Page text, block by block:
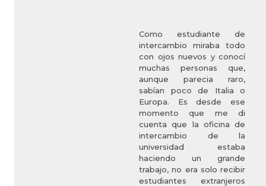
Como estudiante de
intercambio miraba todo
con ojos nuevos y conocí
muchas personas que,
aunque parecia raro,
sabían poco de Italia o
Europa. Es desde ese
momento que me di
cuenta que la oficina de
intercambio de la
universidad estaba
haciendo un grande
trabajo, no era solo recibir
estudiantes extranjeros